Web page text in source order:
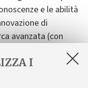
I
e le abilità
di
avanzata (con
di ricerca)
degli
dettagliate